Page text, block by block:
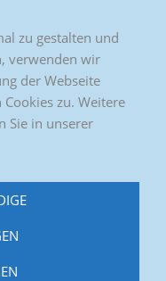
zu gestalten und
verwenden wir
der Webseite
zu. Weitere
Sie in unserer